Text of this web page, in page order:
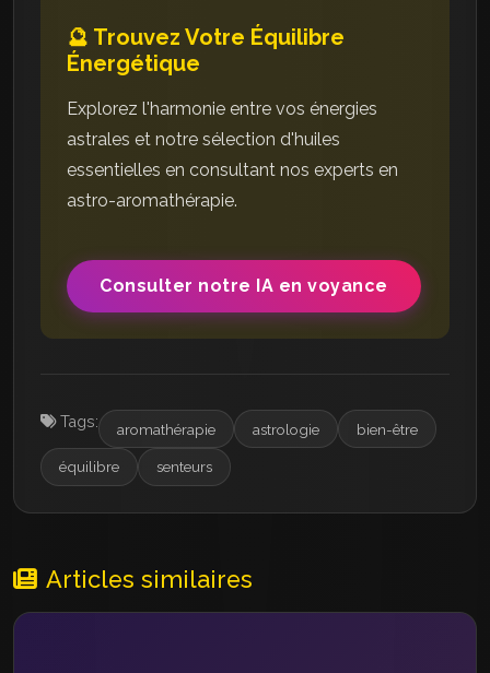
🔮 Trouvez Votre Équilibre
Énergétique
Explorez l'harmonie entre vos énergies
astrales et notre sélection d'huiles
essentielles en consultant nos experts en
astro-aromathérapie.
Consulter notre IA en voyance
Tags: aromathérapie astrologie bien-être
équilibre senteurs
Articles similaires